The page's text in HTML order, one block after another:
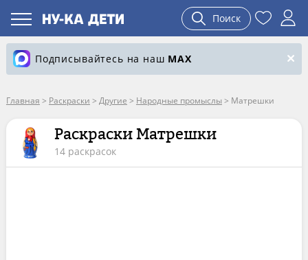
Поиск
Подписывайтесь на наш MAX
Главная > Раскраски > Другие > Народные промыслы > Матрешки
Раскраски Матрешки
14 раскрасок